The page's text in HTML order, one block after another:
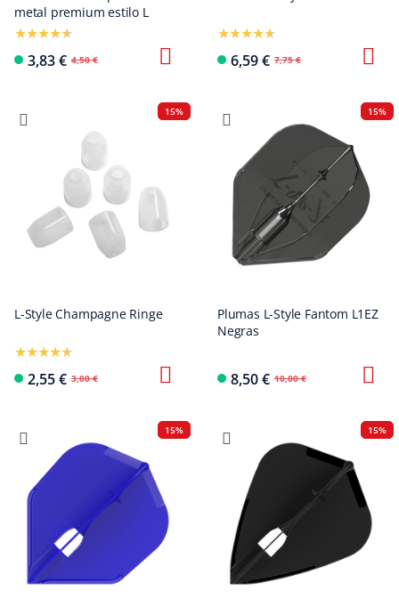
metal premium estilo L
3,83 € 4,50 € 6,59 € 7,75 €
15%
L-Style Champagne Ringe
2,55 € 3,00 €
15%
Plumas L-Style Fantom L1EZ
Negras
8,50 € 10,00 €
15% 15%